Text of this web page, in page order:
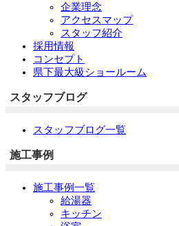
企業理念
アクセスマップ
スタッフ紹介
採用情報
コンセプト
県下最大級ショールーム
スタッフブログ
スタッフブログ一覧
施工事例
施工事例一覧
給湯器
キッチン